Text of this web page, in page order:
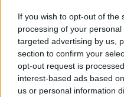
If you wish to opt-out of the
processing of your
targeted advertising by us,
section to confirm your
opt-out request is
interest-based ads based
us or personal information
prossimi anni
Se guardiamo al
sarà al centro di ogni
Settori emergenti
l’intelligenza artificiale